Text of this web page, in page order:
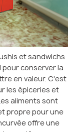
et sandwichs
conserver la
en valeur. C'est
les épiceries et
aliments sont
propre pour une
offre une